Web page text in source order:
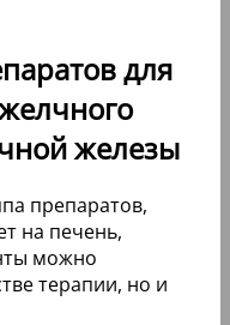
для
железы
препаратов,
на печень,
можно
терапии, но и